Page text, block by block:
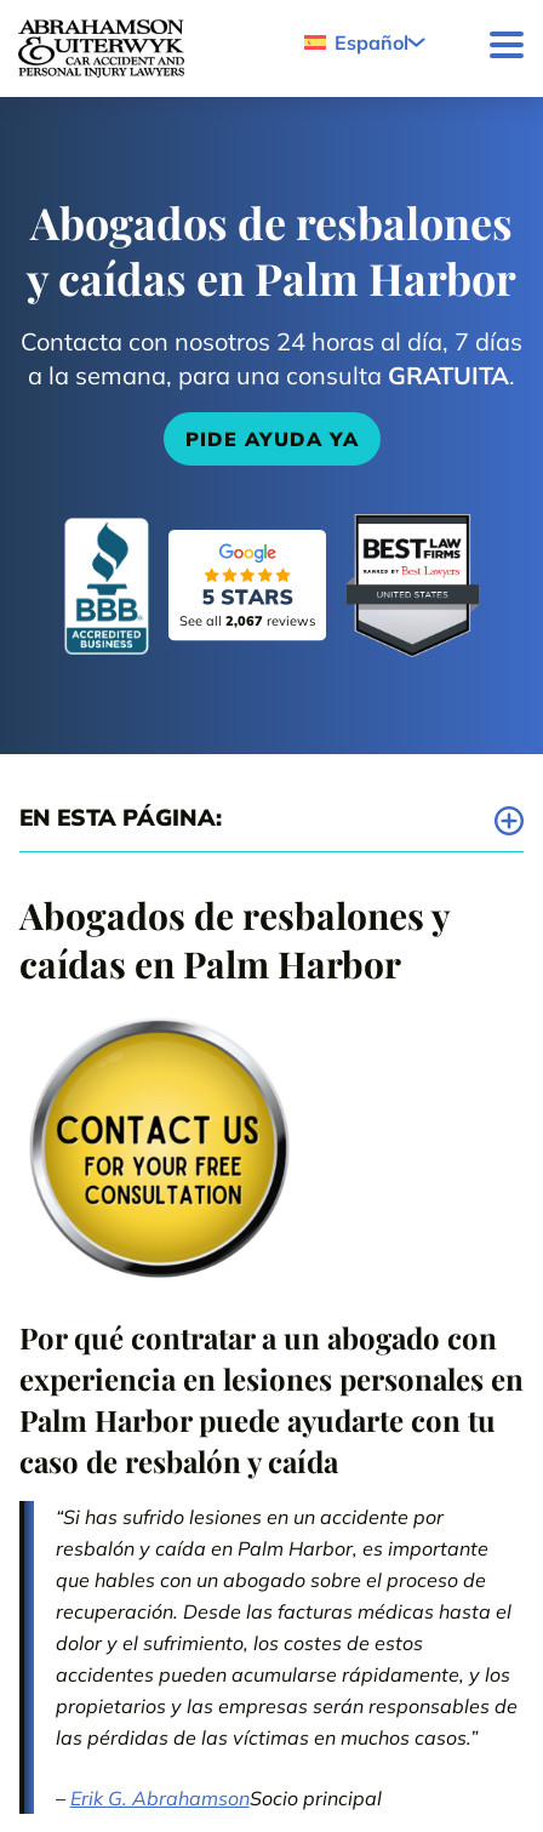
Skip to content
Español
Abogados de resbalones
y caídas en Palm Harbor
Contacta con nosotros 24 horas al día, 7 días
a la semana, para una consulta GRATUITA.
PIDE AYUDA YA
See all 2,067 reviews
EN ESTA PÁGINA:
resbalones y caídas
Cómo probar tu derecho a una indemnización tras un accidente
por resbalón y caída en Palm Harbor
Nuestra oficina
Cómo probar tus pérdidas tras un accidente por resbalón y caída
en Palm Harbor
Llevamos casos relacionados con todo tipo de propiedades y
negocios
Consigue asesoramiento gratuito de un abogado de accidentes
por resbalón y caída en Palm Harbor 24/7
Opiniones de nuestros clientes de accidentes en Palm Harbor
Tipos de casos en Palm Harbor, FL
Área de servicio de los abogados de resbalones y caídas cerca
de ti
Llámanos 24/7800-538-4878solicite su revisión de caso
gratis.
PÓNGASE EN CONTACTO CON NUESTRO
EQUIPO
Abogados de resbalones y
caídas en Palm Harbor
Por qué contratar a un abogado con
experiencia en lesiones personales en
Palm Harbor puede ayudarte con tu
caso de resbalón y caída
“Si has sufrido lesiones en un accidente por
resbalón y caída en Palm Harbor, es importante
que hables con un abogado sobre el proceso de
recuperación. Desde las facturas médicas hasta el
dolor y el sufrimiento, los costes de estos
accidentes pueden acumularse rápidamente, y los
propietarios y las empresas serán responsables de
las pérdidas de las víctimas en muchos casos.”
–Erik G. AbrahamsonSocio principal